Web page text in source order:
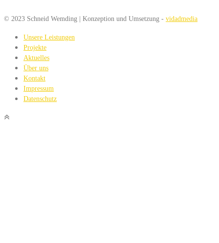
© 2023 Schneid Wemding | Konzeption und Umsetzung - vidadmedia
Unsere Leistungen
Projekte
Aktuelles
Über uns
Kontakt
Impressum
Datenschutz